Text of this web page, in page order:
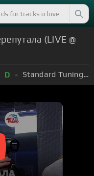
(LIVE @
D Standard Tuning (EADGBE)